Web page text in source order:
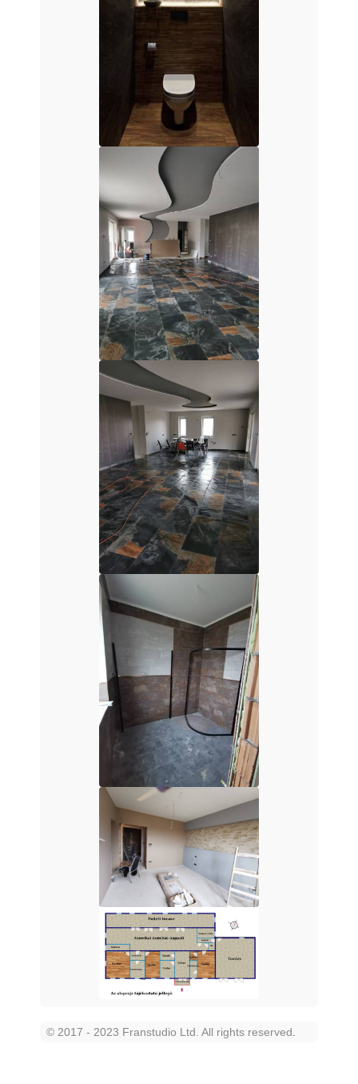
© 2017 - 2023 Franstudio Ltd. All rights reserved.